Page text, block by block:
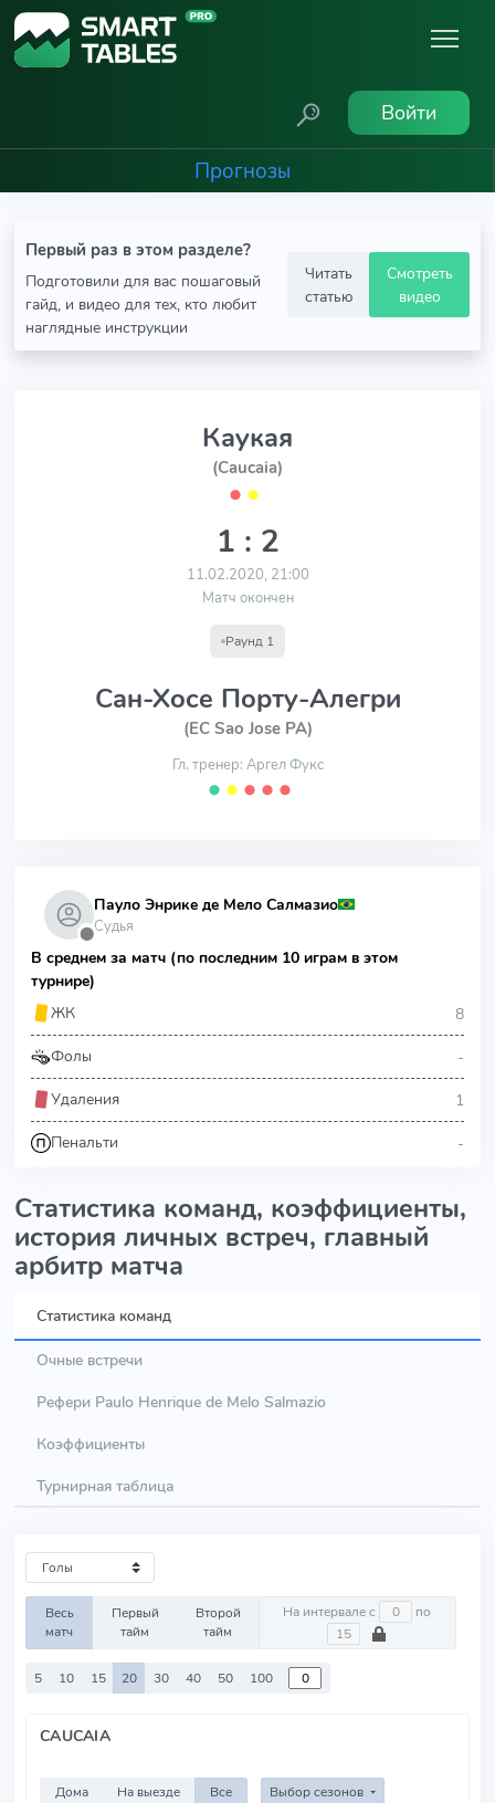
Войти
Прогнозы
Первый раз в этом разделе?
Подготовили для вас пошаговый
гайд, и видео для тех, кто любит
наглядные инструкции
Читать
статью
Смотреть
видео
Каукая
(Caucaia)
⬤ ⬤
1 : 2
11.02.2020, 21:00
Матч окончен
Раунд 1
Сан-Хосе Порту-Алегри
(EC Sao Jose PA)
Гл. тренер: Аргел Фукс
⬤ ⬤ ⬤ ⬤ ⬤
⬤
Пауло Энрике де Мело Салмазио
Судья
В среднем за матч (по последним 10 играм в этом
турнире)
ЖК
8
Фолы -
Удаления 1
Пенальти -
Статистика команд, коэффициенты,
история личных встреч, главный
арбитр матча
Статистика команд
Очные встречи
Рефери Paulo Henrique de Melo Salmazio
Коэффициенты
Турнирная таблица
Весь
матч
Первый
тайм
Второй
тайм
На интервале с по
5 10 15 20 30 40 50 100
CAUCAIA
Дома На выезде Все Выбор сезонов